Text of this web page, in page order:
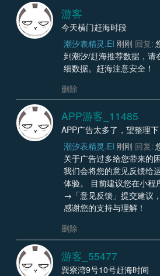
游客
今天横门赶海时段
潮汐表精灵.EI 刚刚 回复:
到潮汐/赶海推荐数据，请
细数据。赶海注意安全！
删除
APP游客_11485
APP广告太多了，望整理下
潮汐表精灵.EI 刚刚 回复:
关于广告过多给您带来的
我们会将您的意见反馈给
体验。 目前建议您在小程
→「意见反馈」提交建议
感谢您的支持与理解！
删除
游客_55477
巽寮湾9号10号赶海时间